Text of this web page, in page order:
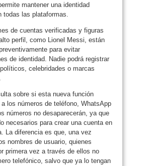
mantener una identidad
todas las plataformas.
de cuentas verificadas y figuras
perfil, como Lionel Messi, están
para evitar
de identidad. Nadie podrá registrar
celebridades o marcas
sobre si esta nueva función
a los números de teléfono, WhatsApp
números no desaparecerán, ya que
necesarios para crear una cuenta en
La diferencia es que, una vez
nombres de usuario, quienes
primera vez a través de ellos no
telefónico, salvo que ya lo tengan